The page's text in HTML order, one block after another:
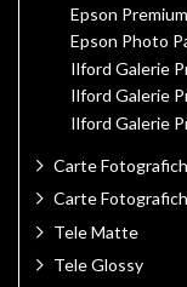
Epson
Epson Photo
Ilford Galerie
Ilford Galerie
Ilford Galerie
Carte
Carte
Tele Matte
Tele Glossy